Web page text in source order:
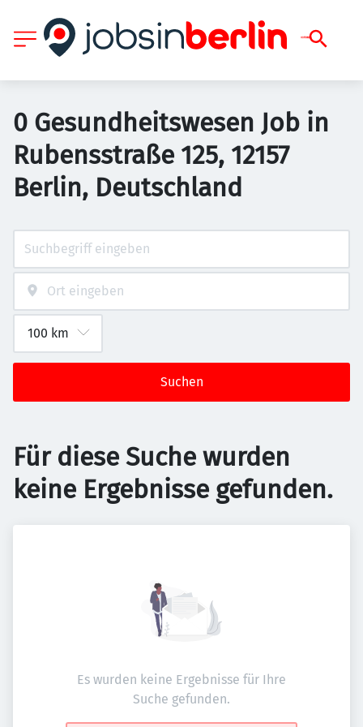
0 Gesundheitswesen Job in
Rubensstraße 125, 12157
Berlin, Deutschland
Suchen
Für diese Suche wurden
keine Ergebnisse gefunden.
Es wurden keine Ergebnisse für Ihre
Suche gefunden.